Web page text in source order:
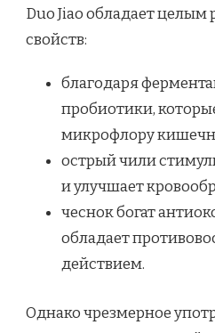
Duo Jiao обладает
свойств:
благодаря
пробиотики,
микрофлору
острый чили
и улучшает
чеснок богат
обладает
действием.
Однако чрезмерное